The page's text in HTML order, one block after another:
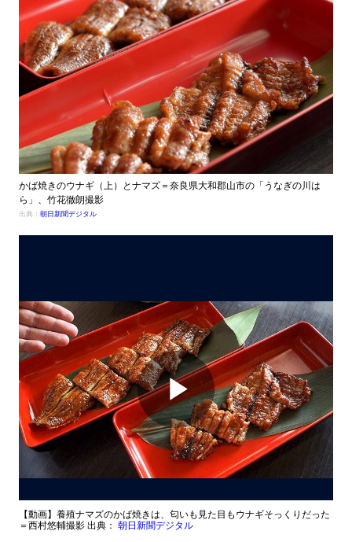
かば焼きのウナギ（上）とナマズ＝奈良県大和郡山市の「うなぎの川は
ら」、竹花徹朗撮影
出典： 朝日新聞デジタル
Play
Video
【動画】養殖ナマズのかば焼きは、匂いも見た目もウナギそっくりだった
＝西村悠輔撮影 出典： 朝日新聞デジタル